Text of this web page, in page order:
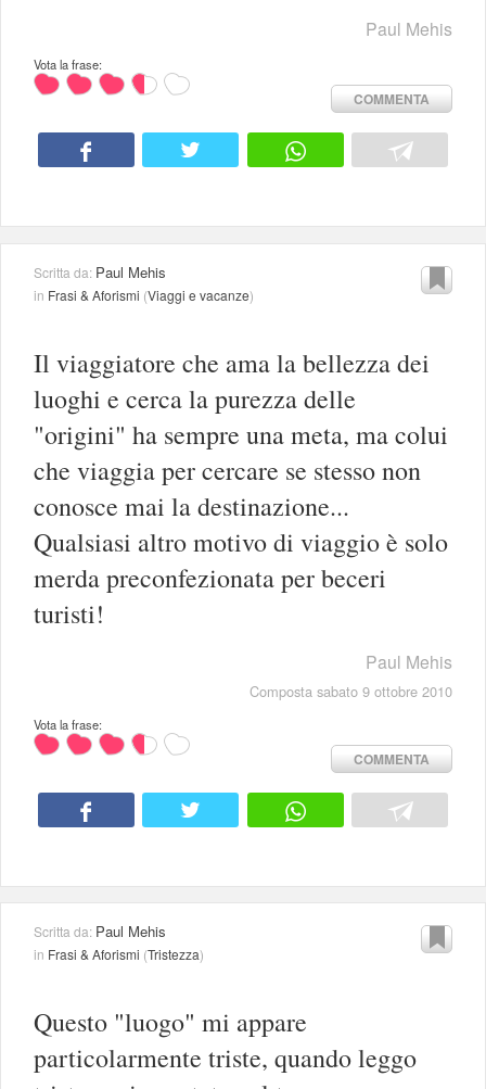
Paul Mehis
Vota la frase:
COMMENTA
Scritta da: Paul Mehis
in Frasi & Aforismi (Viaggi e vacanze)
Il viaggiatore che ama la bellezza dei
luoghi e cerca la purezza delle
"origini" ha sempre una meta, ma colui
che viaggia per cercare se stesso non
conosce mai la destinazione...
Qualsiasi altro motivo di viaggio è solo
merda preconfezionata per beceri
turisti!
Paul Mehis
Composta sabato 9 ottobre 2010
Vota la frase:
COMMENTA
Scritta da: Paul Mehis
in Frasi & Aforismi (Tristezza)
Questo "luogo" mi appare
particolarmente triste, quando leggo